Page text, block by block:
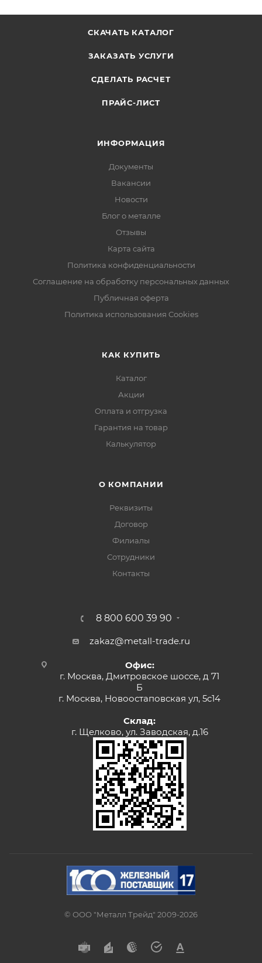
СКАЧАТЬ КАТАЛОГ
ЗАКАЗАТЬ УСЛУГИ
СДЕЛАТЬ РАСЧЕТ
ПРАЙС-ЛИСТ
ИНФОРМАЦИЯ
Документы
Вакансии
Новости
Блог о металле
Отзывы
Карта сайта
Политика конфиденциальности
Соглашение на обработку персональных данных
Публичная оферта
Политика использования Cookies
КАК КУПИТЬ
Каталог
Акции
Оплата и отгрузка
Гарантия на товар
Калькулятор
О КОМПАНИИ
Реквизиты
Договор
Филиалы
Сотрудники
Контакты
8 800 600 39 90
zakaz@metall-trade.ru
Офис:
г. Москва, Дмитровское шоссе, д 71
Б
г. Москва, Новоостаповская ул, 5с14
Склад:
г. Щелково, ул. Заводская, д.16
© ООО "Металл Трейд" 2009-2026